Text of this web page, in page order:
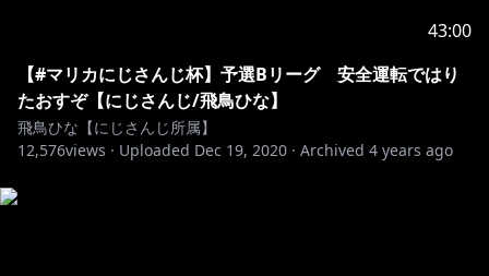
43:00
【#マリカにじさんじ杯】予選Bリーグ 安全運転ではり
たおすぞ【にじさんじ/飛鳥ひな】
飛鳥ひな【にじさんじ所属】
12,576views · Uploaded Dec 19, 2020 · Archived 4 years ago